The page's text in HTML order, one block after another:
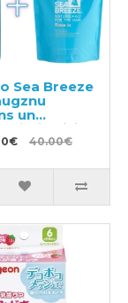
Sea Breeze
un
divi
mentolu
40.00€